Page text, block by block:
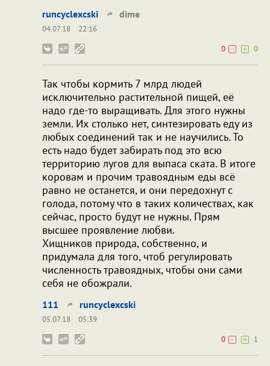
runcyclexcski dime
04.07.18
22:16
0
0
Так чтобы кормить 7 млрд людей
исключительно растительной пищей, её
надо где-то выращивать. Для этого нужны
земли. Их столько нет, синтезировать еду из
любых соединений так и не научились. То
есть надо будет забирать под это всю
территорию лугов для выпаса ската. В итоге
коровам и прочим травоядным еды всё
равно не останется, и они передохнут с
голода, потому что в таких количествах, как
сейчас, просто будут не нужны. Прям
высшее проявление любви.
Хищников природа, собственно, и
придумала для того, чтоб регулировать
численность травоядных, чтобы они сами
себя не обожрали.
111 runcyclexcski
05.07.18
05:39
0
1